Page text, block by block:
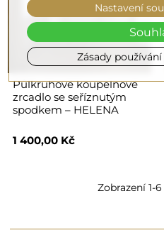
Půlkruhové koupelnové
zrcadlo se seříznutým
spodkem – HELENA
1 400,00 Kč
Zobrazení 1-
Zásady
Nastavení